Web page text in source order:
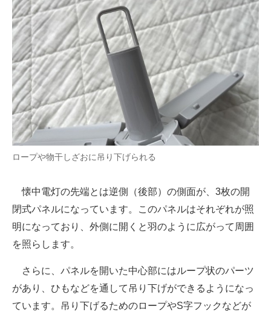
ロープや物干しざおに吊り下げられる
懐中電灯の先端とは逆側（後部）の側面が、3枚の開
閉式パネルになっています。このパネルはそれぞれが照
明になっており、外側に開くと羽のように広がって周囲
を照らします。
さらに、パネルを開いた中心部にはループ状のパーツ
があり、ひもなどを通して吊り下げができるようになっ
ています。吊り下げるためのロープやS字フックなどが